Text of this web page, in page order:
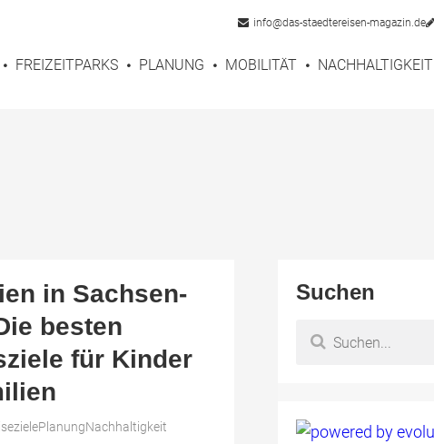
info@das-staedtereisen-magazin.de
FREIZEITPARKS PLANUNG MOBILITÄT NACHHALTIGKEIT
in Sachsen-
besten
für Kinder
PlanungNachhaltigkeit
Suchen